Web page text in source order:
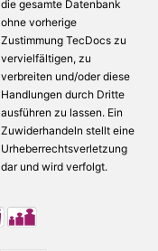
die gesamte Datenbank
ohne vorherige
Zustimmung TecDocs zu
vervielfältigen, zu
verbreiten und/oder diese
Handlungen durch Dritte
ausführen zu lassen. Ein
Zuwiderhandeln stellt eine
Urheberrechtsverletzung
dar und wird verfolgt.